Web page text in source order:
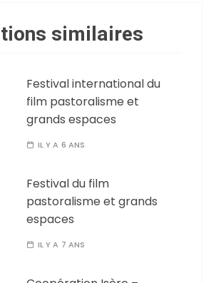
similaires
Festival international du
film pastoralisme et
grands espaces
IL Y A 6 ANS
Festival du film
pastoralisme et grands
espaces
IL Y A 7 ANS